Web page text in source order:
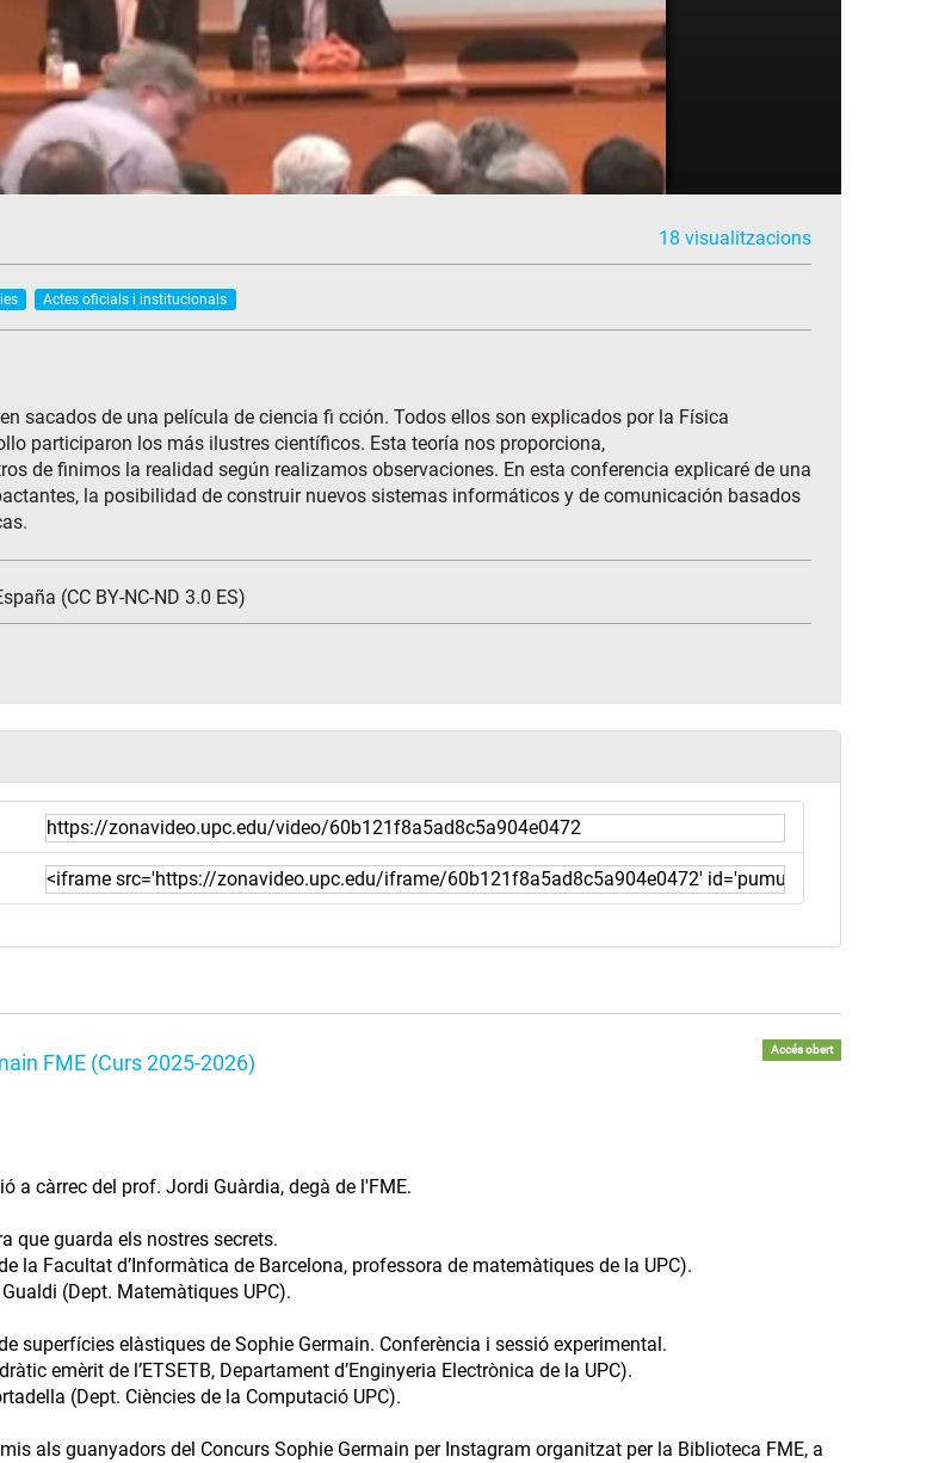
18 visualitzacions
Actes oficials i institucionals
sacados de una película de ciencia fi cción. Todos ellos son explicados por la Física
participaron los más ilustres científicos. Esta teoría nos proporciona,
de finimos la realidad según realizamos observaciones. En esta conferencia explicaré de una
la posibilidad de construir nuevos sistemas informáticos y de comunicación basados
(CC BY-NC-ND 3.0 ES)
FME (Curs 2025-2026)
Accés obert
a càrrec del prof. Jordi Guàrdia, degà de l'FME.
que guarda els nostres secrets.
la Facultat d’Informàtica de Barcelona, professora de matemàtiques de la UPC).
(Dept. Matemàtiques UPC).
superfícies elàstiques de Sophie Germain. Conferència i sessió experimental.
emèrit de l’ETSETB, Departament d’Enginyeria Electrònica de la UPC).
(Dept. Ciències de la Computació UPC).
als guanyadors del Concurs Sophie Germain per Instagram organitzat per la Biblioteca FME, a